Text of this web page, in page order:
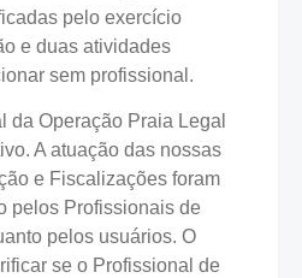
pelo exercício
e duas atividades
sem profissional.
da Operação Praia Legal
A atuação das nossas
e Fiscalizações foram
pelos Profissionais de
pelos usuários. O
se o Profissional de